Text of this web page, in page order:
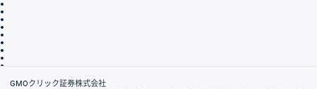
会社案内
GMOクリック証券株式会社